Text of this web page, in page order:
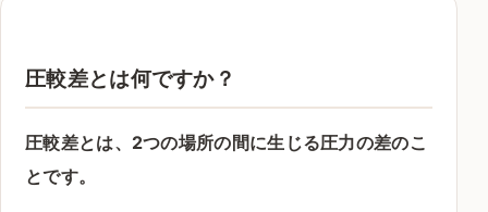
圧較差とは何ですか？
圧較差とは、2つの場所の間に生じる圧力の差のこ
とです。